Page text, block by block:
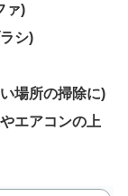
ァ)
シ)
場所の掃除に)
エアコンの上